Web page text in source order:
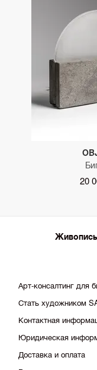
20
Живопись
Арт-консалтинг для
Стать художником
Контактная
Юридическая
Доставка и оплата